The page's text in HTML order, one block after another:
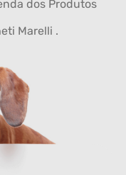
dos Produtos
Marelli .